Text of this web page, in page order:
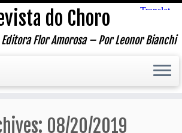
do Choro
Flor Amorosa – Por Leonor Bianchi
08/20/2019